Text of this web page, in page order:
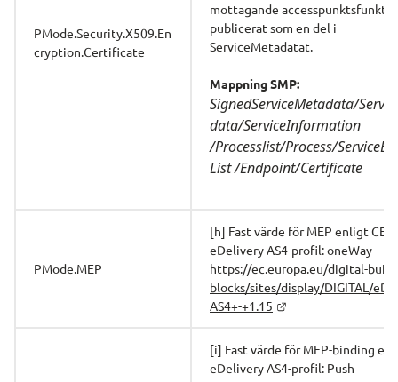
PMode.Security.X509.En
cryption.Certificate
mottagande
publicerat som en del i
ServiceMetadatat.
Mappning SMP:
SignedServiceMetadata/
data/ServiceInformation
/Processlist/Process/
List /Endpoint/Certificate
PMode.MEP
[h] Fast värde för MEP enligt CEF
eDelivery AS4-profil: oneWay
https://ec.europa.eu/digital-
blocks/sites/display/DIGITAL/
AS4+-+1.15
[i] Fast värde för MEP-binding
eDelivery AS4-profil: Push